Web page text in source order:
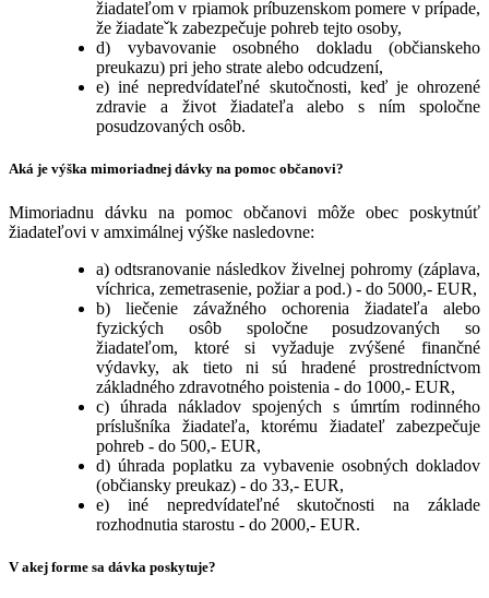
žiadateľom v rpiamok príbuzenskom pomere v prípade,
že žiadateˇk zabezpečuje pohreb tejto osoby,
d) vybavovanie osobného dokladu (občianskeho
preukazu) pri jeho strate alebo odcudzení,
e) iné nepredvídateľné skutočnosti, keď je ohrozené
zdravie a život žiadateľa alebo s ním spoločne
posudzovaných osôb.
Aká je výška mimoriadnej dávky na pomoc občanovi?
Mimoriadnu dávku na pomoc občanovi môže obec poskytnúť
žiadateľovi v amximálnej výške nasledovne:
a) odtsranovanie následkov živelnej pohromy (záplava,
víchrica, zemetrasenie, požiar a pod.) - do 5000,- EUR,
b) liečenie závažného ochorenia žiadateľa alebo
fyzických osôb spoločne posudzovaných so
žiadateľom, ktoré si vyžaduje zvýšené finančné
výdavky, ak tieto ni sú hradené prostredníctvom
základného zdravotného poistenia - do 1000,- EUR,
c) úhrada nákladov spojených s úmrtím rodinného
príslušníka žiadateľa, ktorému žiadateľ zabezpečuje
pohreb - do 500,- EUR,
d) úhrada poplatku za vybavenie osobných dokladov
(občiansky preukaz) - do 33,- EUR,
e) iné nepredvídateľné skutočnosti na základe
rozhodnutia starostu - do 2000,- EUR.
V akej forme sa dávka poskytuje?